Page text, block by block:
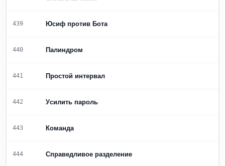
439 Юсиф против Бота
440 Палиндром
441 Простой интервал
442 Уcилить пароль
443 Команда
444 Справедливое разделение